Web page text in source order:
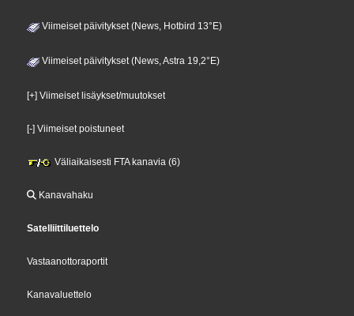
Viimeiset päivitykset (News, Hotbird 13°E)
Viimeiset päivitykset (News, Astra 19,2°E)
[+] Viimeiset lisäykset/muutokset
[-] Viimeiset poistuneet
Väliaikaisesti FTA kanavia (6)
Kanavahaku
Satelliittiluettelo
Vastaanottoraportit
Kanavaluettelo